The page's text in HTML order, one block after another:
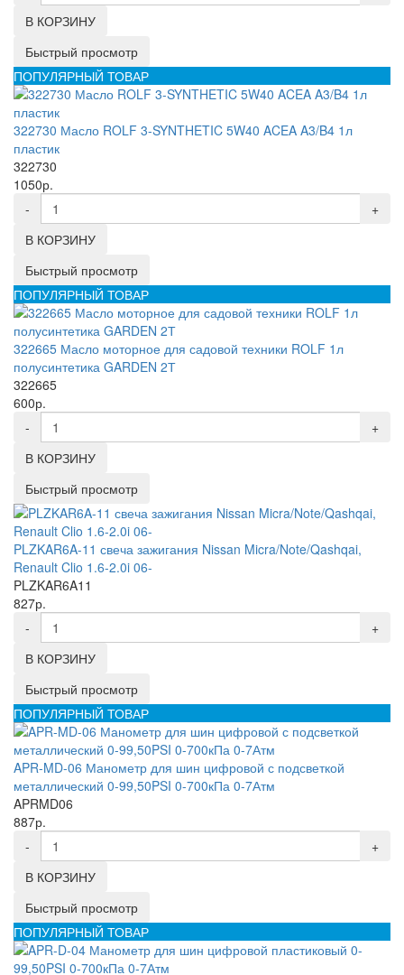
В КОРЗИНУ
Быстрый просмотр
ПОПУЛЯРНЫЙ ТОВАР
322730 Масло ROLF 3-SYNTHETIC 5W40 ACEA A3/B4 1л
пластик
322730
1050р.
-
+
В КОРЗИНУ
Быстрый просмотр
ПОПУЛЯРНЫЙ ТОВАР
322665 Масло моторное для садовой техники ROLF 1л
полусинтетика GARDEN 2Т
322665
600р.
-
+
В КОРЗИНУ
Быстрый просмотр
PLZKAR6A-11 свеча зажигания Nissan Micra/Note/Qashqai,
Renault Clio 1.6-2.0i 06-
PLZKAR6A11
827р.
-
+
В КОРЗИНУ
Быстрый просмотр
ПОПУЛЯРНЫЙ ТОВАР
APR-MD-06 Манометр для шин цифровой с подсветкой
металлический 0-99,50PSI 0-700кПа 0-7Атм
APRMD06
887р.
-
+
В КОРЗИНУ
Быстрый просмотр
ПОПУЛЯРНЫЙ ТОВАР